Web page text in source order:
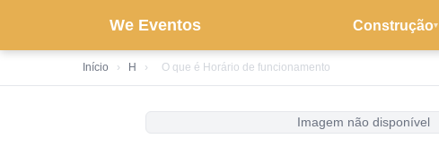
We Eventos Construção▾
Início › H › O que é Horário de funcionamento
Imagem não disponível